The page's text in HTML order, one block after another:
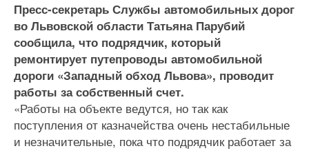
Пресс-секретарь Службы автомобильных дорог
во Львовской области Татьяна Парубий
сообщила, что подрядчик, который
ремонтирует путепроводы автомобильной
дороги «Западный обход Львова», проводит
работы за собственный счет.
«Работы на объекте ведутся, но так как
поступления от казначейства очень нестабильные
и незначительные, пока что подрядчик работает за